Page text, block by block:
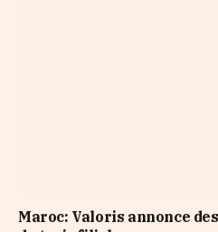
Maroc: Valoris annonce